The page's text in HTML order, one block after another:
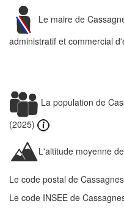
Le maire de
administratif et commercial
La population de
(2025)
L'altitude moyenne
Le code postal de
Le code INSEE de